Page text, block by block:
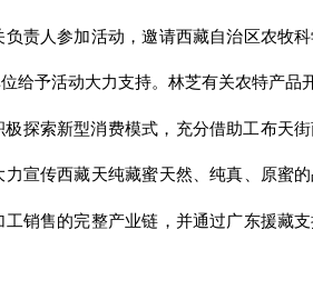
责人参加活动，邀请西藏自治区农牧
给予活动大力支持。林芝有关农特产品
探索新型消费模式，充分借助工布天
宣传西藏天纯藏蜜天然、纯真、原蜜
销售的完整产业链，并通过广东援藏